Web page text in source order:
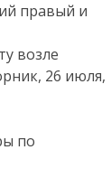
правый и
возле
26 июля,
по